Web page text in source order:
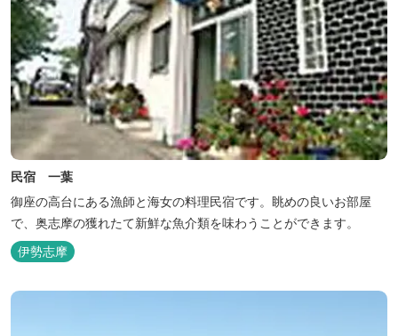
民宿 一葉
御座の高台にある漁師と海女の料理民宿です。眺めの良いお部屋
で、奥志摩の獲れたて新鮮な魚介類を味わうことができます。
伊勢志摩